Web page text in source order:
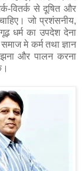
वितर्क से दूषित और
जो प्रशंसनीय,
धर्म का उपदेश देना
मे कर्म तथा ज्ञान
और पालन करना